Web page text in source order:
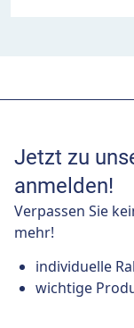
Jetzt zu
anmelden!
Verpassen Sie
mehr!
individuelle
wichtige